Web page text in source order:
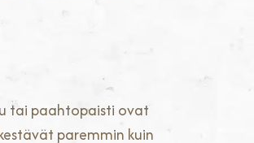
tai paahtopaisti ovat
paremmin kuin